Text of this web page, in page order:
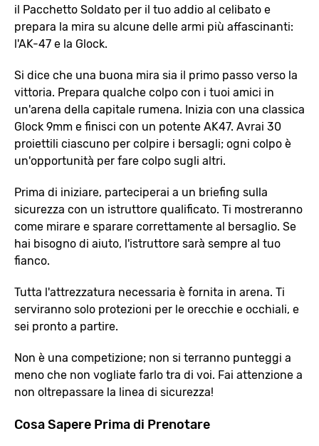
il Pacchetto Soldato per il tuo addio al celibato e
prepara la mira su alcune delle armi più affascinanti:
l'AK-47 e la Glock.
Si dice che una buona mira sia il primo passo verso la
vittoria. Prepara qualche colpo con i tuoi amici in
un'arena della capitale rumena. Inizia con una classica
Glock 9mm e finisci con un potente AK47. Avrai 30
proiettili ciascuno per colpire i bersagli; ogni colpo è
un'opportunità per fare colpo sugli altri.
Prima di iniziare, parteciperai a un briefing sulla
sicurezza con un istruttore qualificato. Ti mostreranno
come mirare e sparare correttamente al bersaglio. Se
hai bisogno di aiuto, l'istruttore sarà sempre al tuo
fianco.
Tutta l'attrezzatura necessaria è fornita in arena. Ti
serviranno solo protezioni per le orecchie e occhiali, e
sei pronto a partire.
Non è una competizione; non si terranno punteggi a
meno che non vogliate farlo tra di voi. Fai attenzione a
non oltrepassare la linea di sicurezza!
Cosa Sapere Prima di Prenotare